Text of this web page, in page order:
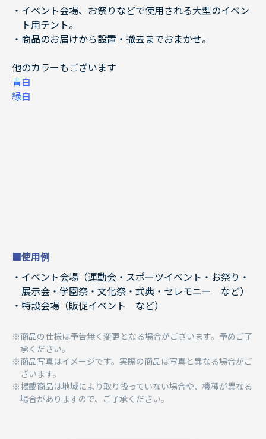
イベント会場、お祭りなどで使用される大型のイベン
ト用テント。
商品のお届けから設置・撤去までおまかせ。
他のカラーもございます
青白
緑白
■使用例
イベント会場（運動会・スポーツイベント・お祭り・
展示会・学園祭・文化祭・式典・セレモニー など）
特設会場（販促イベント など）
商品の仕様は予告無く変更となる場合がございます。予めご了
承ください。
商品写真はイメージです。実際の商品は写真と異なる場合がご
ざいます。
掲載商品は地域により取り扱っていない場合や、機種が異なる
場合がありますので、ご了承ください。